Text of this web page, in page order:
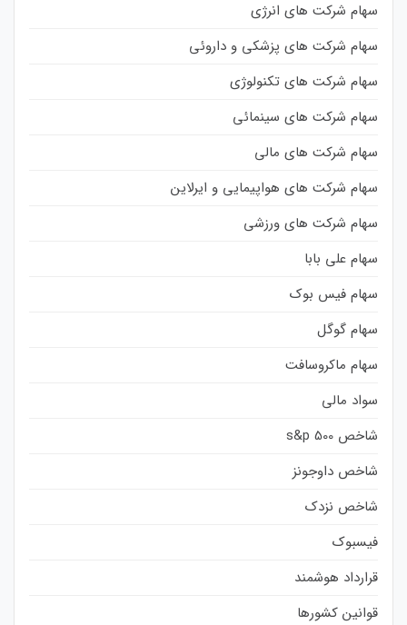
سهام شرکت های انرژی
سهام شرکت های پزشکی و داروئی
سهام شرکت های تکنولوژی
سهام شرکت های سینمائی
سهام شرکت های مالی
سهام شرکت های هواپیمایی و ایرلاین
سهام شرکت های ورزشی
سهام علی بابا
سهام فیس بوک
سهام گوگل
سهام ماکروسافت
سواد مالی
شاخص s&p 500
شاخص داوجونز
شاخص نزدک
فیسبوک
قرارداد هوشمند
قوانین کشورها